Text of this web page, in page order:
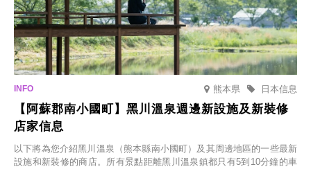
熊本県 日本信息
【阿蘇郡南小國町】黑川溫泉週邊新設施及新裝修
店家信息
以下將為您介紹黑川溫泉（熊本縣南小國町）及其周邊地區的一些最新
設施和新裝修的商店。所有景點距離黑川溫泉鎮都只有5到10分鐘的車